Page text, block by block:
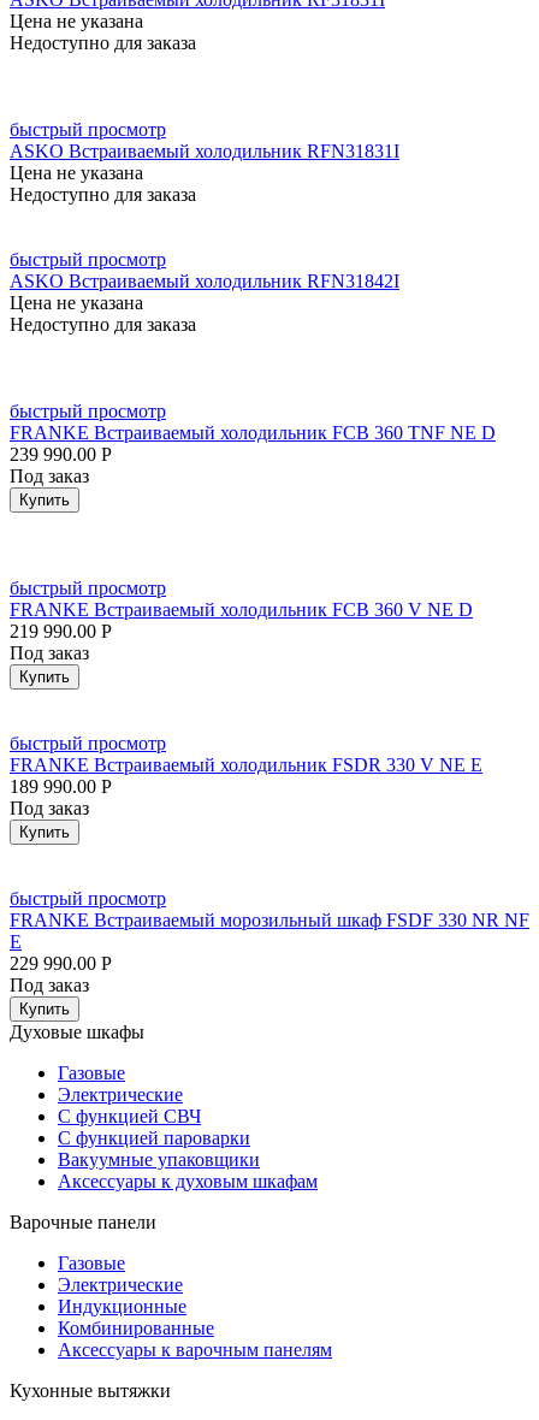
Цена не указана
Недоступно для заказа
быстрый просмотр
ASKO Встраиваемый холодильник RFN31831I
Цена не указана
Недоступно для заказа
быстрый просмотр
ASKO Встраиваемый холодильник RFN31842I
Цена не указана
Недоступно для заказа
быстрый просмотр
FRANKE Встраиваемый холодильник FCB 360 TNF NE D
239 990.00 Р
Под заказ
Купить
быстрый просмотр
FRANKE Встраиваемый холодильник FCB 360 V NE D
219 990.00 Р
Под заказ
Купить
быстрый просмотр
FRANKE Встраиваемый холодильник FSDR 330 V NE E
189 990.00 Р
Под заказ
Купить
быстрый просмотр
FRANKE Встраиваемый морозильный шкаф FSDF 330 NR NF
E
229 990.00 Р
Под заказ
Купить
Духовые шкафы
Газовые
Электрические
С функцией СВЧ
С функцией пароварки
Вакуумные упаковщики
Аксессуары к духовым шкафам
Варочные панели
Газовые
Электрические
Индукционные
Комбинированные
Аксессуары к варочным панелям
Кухонные вытяжки